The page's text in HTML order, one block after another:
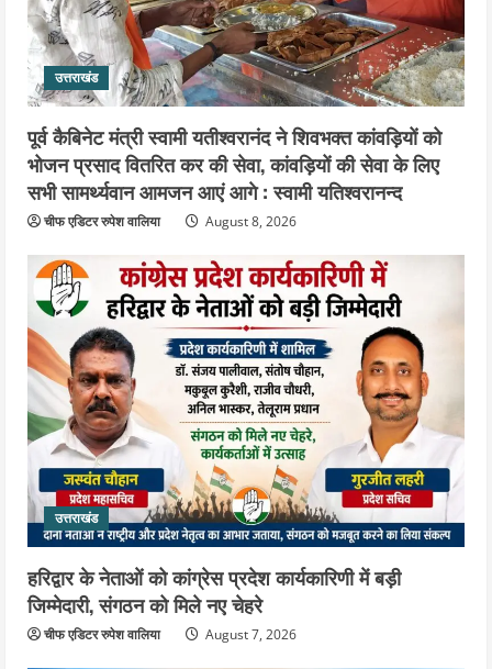
5
उत्तराखंड
महंत यति रामस्वरूप आनंद गिरि को लेकर पूरे
दिन चला हाई वोल्टेज ड्रामा, चौकी से अपने
साथ ले गए यति नरसिंहानंद गिरी
August 5, 2026
उत्तराखंड
पूर्व कैबिनेट मंत्री स्वामी यतीश्वरानंद ने शिवभक्त कांवड़ियों को
भोजन प्रसाद वितरित कर की सेवा, कांवड़ियों की सेवा के लिए
सभी सामर्थ्यवान आमजन आएं आगे : स्वामी यतिश्वरानन्द
चीफ एडिटर रुपेश वालिया August 8, 2026
उत्तराखंड
हरिद्वार के नेताओं को कांग्रेस प्रदेश कार्यकारिणी में बड़ी
जिम्मेदारी, संगठन को मिले नए चेहरे
चीफ एडिटर रुपेश वालिया August 7, 2026